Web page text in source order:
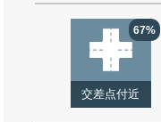
67%
交差点付近